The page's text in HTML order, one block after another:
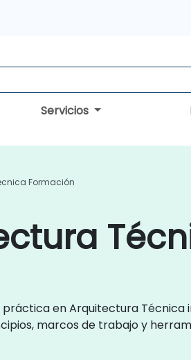
Servicios
Formación
práctica en Arquitectura
marcos de trabajo y